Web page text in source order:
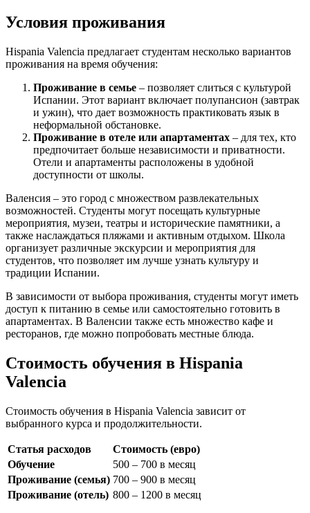
Условия проживания
Hispania Valencia предлагает студентам несколько вариантов
проживания на время обучения:
Проживание в семье – позволяет слиться с культурой
Испании. Этот вариант включает полупансион (завтрак
и ужин), что дает возможность практиковать язык в
неформальной обстановке.
Проживание в отеле или апартаментах – для тех, кто
предпочитает больше независимости и приватности.
Отели и апартаменты расположены в удобной
доступности от школы.
Валенсия – это город с множеством развлекательных
возможностей. Студенты могут посещать культурные
мероприятия, музеи, театры и исторические памятники, а
также наслаждаться пляжами и активным отдыхом. Школа
организует различные экскурсии и мероприятия для
студентов, что позволяет им лучше узнать культуру и
традиции Испании.
В зависимости от выбора проживания, студенты могут иметь
доступ к питанию в семье или самостоятельно готовить в
апартаментах. В Валенсии также есть множество кафе и
ресторанов, где можно попробовать местные блюда.
Стоимость обучения в Hispania
Valencia
Стоимость обучения в Hispania Valencia зависит от
выбранного курса и продолжительности.
Статья расходов
Стоимость (евро)
Обучение
500 – 700 в месяц
Проживание (семья) 700 – 900 в месяц
Проживание (отель) 800 – 1200 в месяц